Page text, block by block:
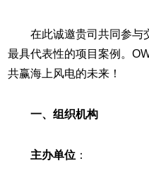
在此诚邀贵司共同参与
最具代表性的项目案例。
共赢海上风电的未来！
一、组织机构
主办单位 ：